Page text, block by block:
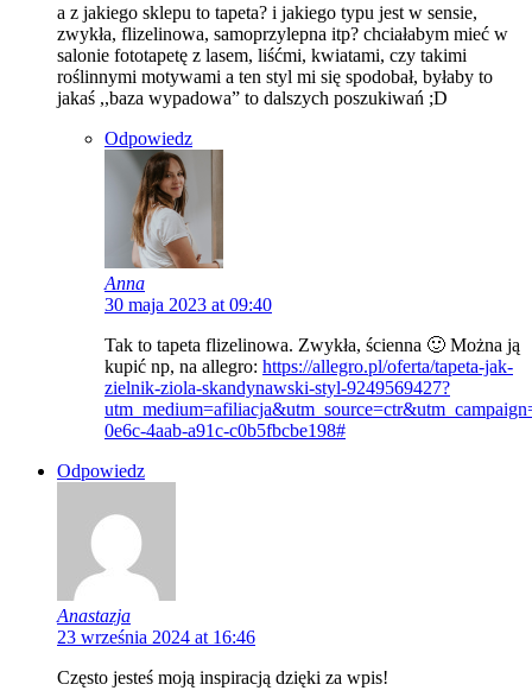
a z jakiego sklepu to tapeta? i jakiego typu jest w sensie,
zwykła, flizelinowa, samoprzylepna itp? chciałabym mieć w
salonie fototapetę z lasem, liśćmi, kwiatami, czy takimi
roślinnymi motywami a ten styl mi się spodobał, byłaby to
jakaś ,,baza wypadowa” to dalszych poszukiwań ;D
Odpowiedz
Anna
30 maja 2023 at 09:40
Tak to tapeta flizelinowa. Zwykła, ścienna 🙂 Można ją
kupić np, na allegro: https://allegro.pl/oferta/tapeta-jak-
zielnik-ziola-skandynawski-styl-9249569427?
0e6c-4aab-a91c-c0b5fbcbe198#
Odpowiedz
Anastazja
23 września 2024 at 16:46
Często jesteś moją inspiracją dzięki za wpis!